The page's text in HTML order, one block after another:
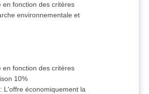
fonction des critères
environnementale et
fonction des critères
10%
: L'offre économiquement la